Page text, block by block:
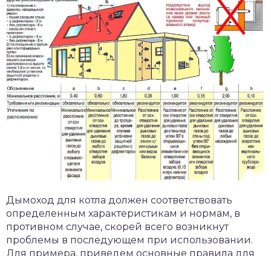
Дымоход для котла должен соответствовать
определенным характеристикам и нормам, в
противном случае, скорей всего возникнут
проблемы в последующем при использовании.
Для примера, приведем основные правила для